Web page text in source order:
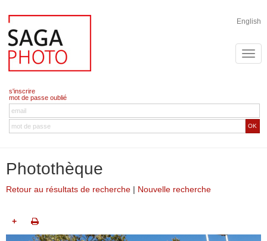
English
s'inscrire
mot de passe oublié
OK
Photothèque
Retour au résultats de recherche | Nouvelle recherche
+